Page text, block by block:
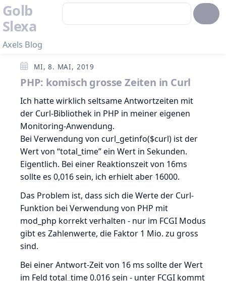
Golb
Slexa
Axels Blog
MI, 8. MAI, 2019
PHP: komisch grosse Zeiten in Curl
Ich hatte wirklich seltsame Antwortzeiten mit
der Curl-Bibliothek in PHP in meiner eigenen
Monitoring-Anwendung.
Bei Verwendung von curl_getinfo($curl) ist der
Wert von “total_time” ein Wert in Sekunden.
Eigentlich. Bei einer Reaktionszeit von 16ms
sollte es 0,016 sein, ich erhielt aber 16000.
Das Problem ist, dass sich die Werte der Curl-
Funktion bei Verwendung von PHP mit
mod_php korrekt verhalten - nur im FCGI Modus
gibt es Zahlenwerte, die Faktor 1 Mio. zu gross
sind.
Bei einer Antwort-Zeit von 16 ms sollte der Wert
im Feld total_time 0.016 sein - unter FCGI kommt